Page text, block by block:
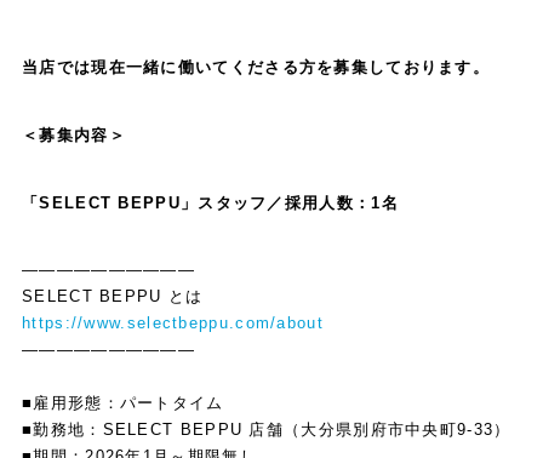
当店では現在一緒に働いてくださる方を募集しております。
＜募集内容＞
「SELECT BEPPU」スタッフ／採用人数：1名
——————————
SELECT BEPPU とは
https://www.selectbeppu.com/about
——————————
■雇用形態：パートタイム
■勤務地：SELECT BEPPU 店舗（大分県別府市中央町9-33）